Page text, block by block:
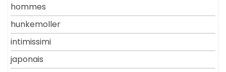
hommes
hunkemoller
intimissimi
japonais